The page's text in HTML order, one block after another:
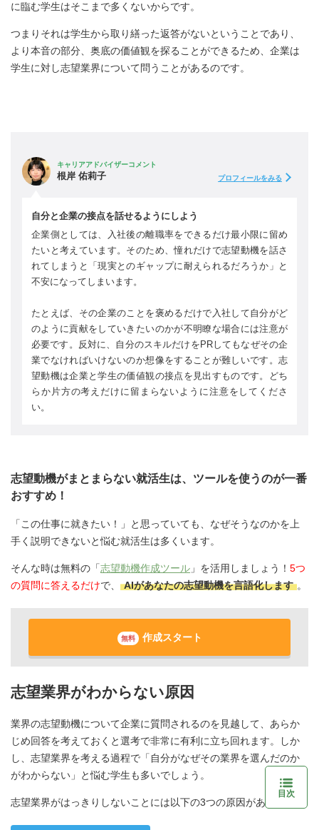
に臨む学生はそこまで多くないからです。
つまりそれは学生から取り繕った返答がないということであり、
より本音の部分、奥底の価値観を探ることができるため、企業は
学生に対し志望業界について問うことがあるのです。
キャリアアドバイザーコメント
根岸 佑莉子 プロフィールをみる
自分と企業の接点を話せるようにしよう
企業側としては、入社後の離職率をできるだけ最小限に留め
たいと考えています。そのため、憧れだけで志望動機を話さ
れてしまうと「現実とのギャップに耐えられるだろうか」と
不安になってしまいます。
たとえば、その企業のことを褒めるだけで入社して自分がど
のように貢献をしていきたいのかが不明瞭な場合には注意が
必要です。反対に、自分のスキルだけをPRしてもなぜその企
業でなければいけないのか想像をすることが難しいです。志
望動機は企業と学生の価値観の接点を見出すものです。どち
らか片方の考えだけに留まらないように注意をしてくださ
い。
志望動機がまとまらない就活生は、ツールを使うのが一番
おすすめ！
「この仕事に就きたい！」と思っていても、なぜそうなのかを上
手く説明できないと悩む就活生は多くいます。
そんな時は無料の「志望動機作成ツール 」を活用しましょう！ 5つ
の質問に答えるだけで、 AIがあなたの志望動機を言語化します 。
無料 作成スタート
志望業界がわからない原因
業界の志望動機について企業に質問されるのを見越して、あらか
じめ回答を考えておくと選考で非常に有利に立ち回れます。しか
し、志望業界を考える過程で「自分がなぜその業界を選んだのか
がわからない」と悩む学生も多いでしょう。
志望業界がはっきりしないことには以下の3つの原因があります。
目次